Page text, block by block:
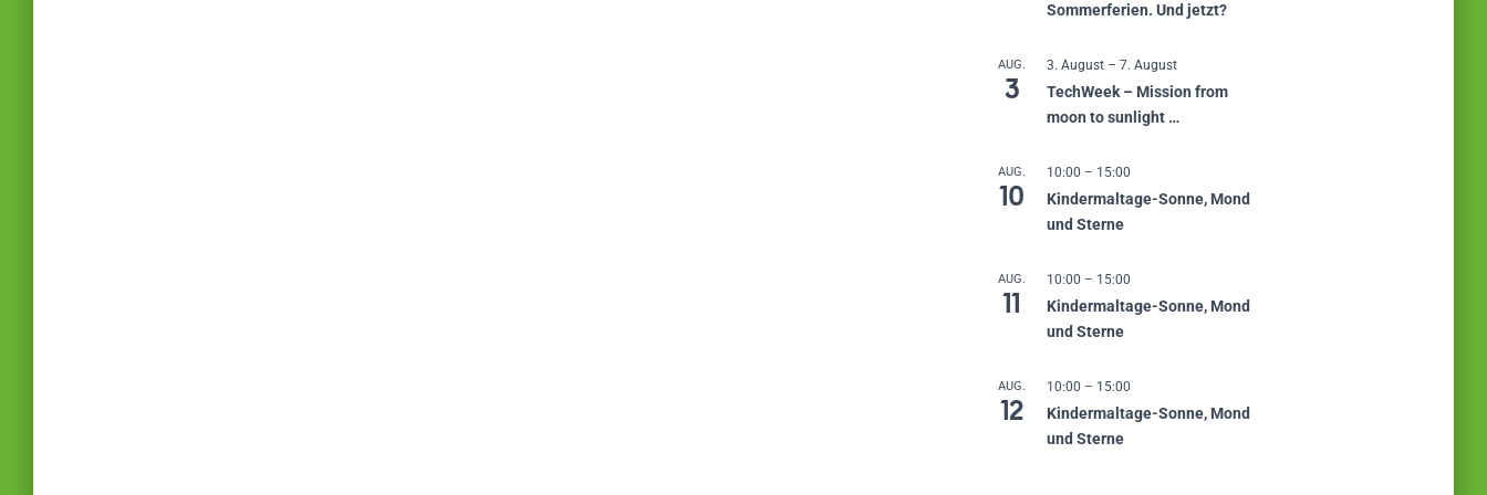
Sommerferien. Und jetzt?
AUG.
3
3. August – 7. August
TechWeek – Mission from
moon to sunlight …
AUG.
10
10:00 – 15:00
Kindermaltage-Sonne, Mond
und Sterne
AUG.
11
10:00 – 15:00
Kindermaltage-Sonne, Mond
und Sterne
AUG.
12
10:00 – 15:00
Kindermaltage-Sonne, Mond
und Sterne